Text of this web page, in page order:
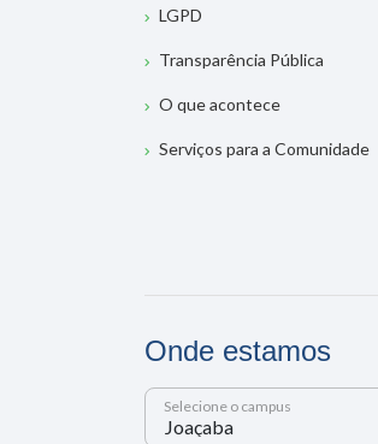
LGPD
Transparência Pública
O que acontece
Serviços para a Comunidade
Onde estamos
Selecione o campus